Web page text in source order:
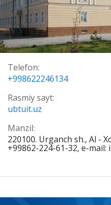
Telefon:
+998622246134
Rasmiy sayt:
ubtuit.uz
Manzil:
220100. Urganch sh., Al -
+99862-224-61-32, e-mail: